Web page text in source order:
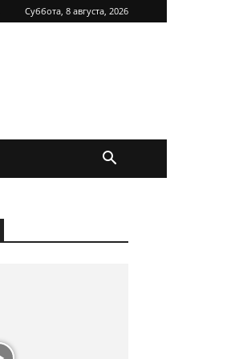
Суббота, 8 августа, 2026